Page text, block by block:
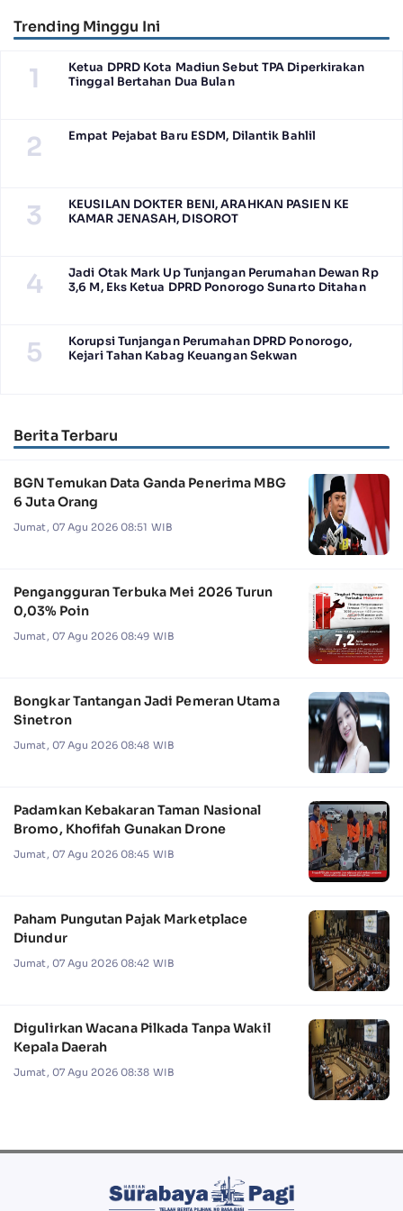
Trending Minggu Ini
1
Ketua DPRD Kota Madiun Sebut TPA Diperkirakan
Tinggal Bertahan Dua Bulan
2 Empat Pejabat Baru ESDM, Dilantik Bahlil
3
KEUSILAN DOKTER BENI, ARAHKAN PASIEN KE
KAMAR JENASAH, DISOROT
4
Jadi Otak Mark Up Tunjangan Perumahan Dewan Rp
3,6 M, Eks Ketua DPRD Ponorogo Sunarto Ditahan
5
Korupsi Tunjangan Perumahan DPRD Ponorogo,
Kejari Tahan Kabag Keuangan Sekwan
Berita Terbaru
BGN Temukan Data Ganda Penerima MBG
6 Juta Orang
Jumat, 07 Agu 2026 08:51 WIB
Pengangguran Terbuka Mei 2026 Turun
0,03% Poin
Jumat, 07 Agu 2026 08:49 WIB
Bongkar Tantangan Jadi Pemeran Utama
Sinetron
Jumat, 07 Agu 2026 08:48 WIB
Padamkan Kebakaran Taman Nasional
Bromo, Khofifah Gunakan Drone
Jumat, 07 Agu 2026 08:45 WIB
Paham Pungutan Pajak Marketplace
Diundur
Jumat, 07 Agu 2026 08:42 WIB
Digulirkan Wacana Pilkada Tanpa Wakil
Kepala Daerah
Jumat, 07 Agu 2026 08:38 WIB